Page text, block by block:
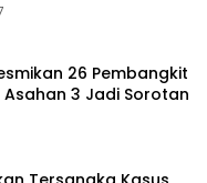
26 Pembangkit
Asahan 3 Jadi Sorotan